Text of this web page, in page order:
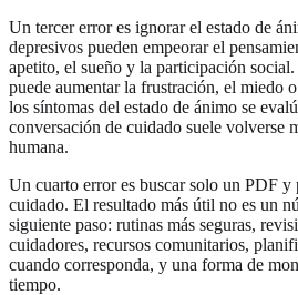
Un tercer error es ignorar el estado de
depresivos pueden empeorar el
apetito, el sueño y la participación
puede aumentar la frustración, el miedo
los síntomas del estado de ánimo se
conversación de cuidado suele volverse
humana.
Un cuarto error es buscar solo un PDF y
cuidado. El resultado más útil no es un
siguiente paso: rutinas más seguras,
cuidadores, recursos comunitarios,
cuando corresponda, y una forma de
tiempo.